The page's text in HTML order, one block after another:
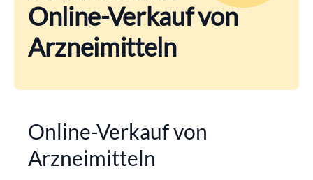
Online-Verkauf von
Arzneimitteln
Online-Verkauf von
Arzneimitteln